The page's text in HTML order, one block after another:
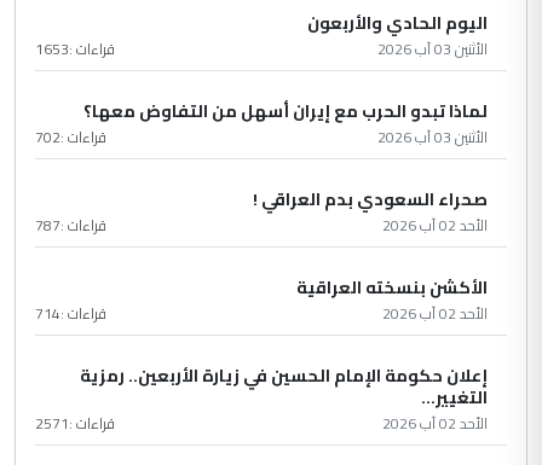
اليوم الحادي والأربعون
الأثنين 03 آب 2026 قراءات :1653
لماذا تبدو الحرب مع إيران أسهل من التفاوض معها؟
الأثنين 03 آب 2026 قراءات :702
صحراء السعودي بدم العراقي !
الأحد 02 آب 2026 قراءات :787
الأكشن بنسخته العراقية
الأحد 02 آب 2026 قراءات :714
إعلان حكومة الإمام الحسين في زيارة الأربعين.. رمزية
التغيير...
الأحد 02 آب 2026 قراءات :2571